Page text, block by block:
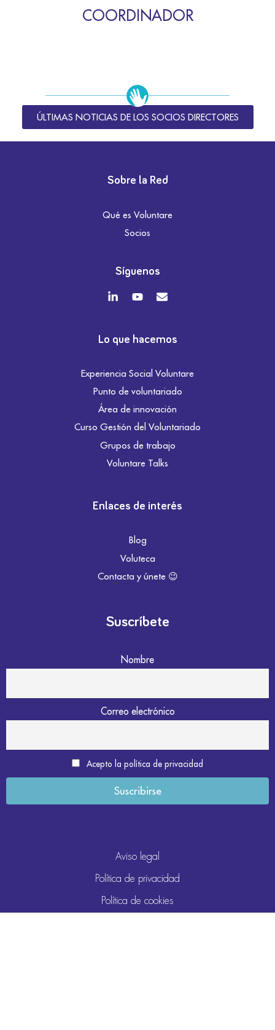
COORDINADOR
ÚLTIMAS NOTICIAS DE LOS SOCIOS DIRECTORES
Sobre la Red
Qué es Voluntare
Socios
Síguenos
Lo que hacemos
Experiencia Social Voluntare
Punto de voluntariado
Área de innovación
Curso Gestión del Voluntariado
Grupos de trabajo
Voluntare Talks
Enlaces de interés
Blog
Voluteca
Contacta y únete 😉
Suscríbete
Nombre
Correo electrónico
Acepto la política de privacidad
Aviso legal
Política de privacidad
Política de cookies